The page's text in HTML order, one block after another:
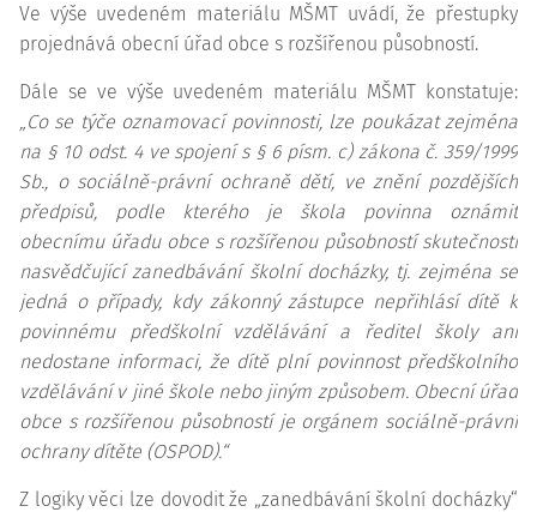
Ve výše uvedeném materiálu MŠMT uvádí, že přestupky
projednává obecní úřad obce s rozšířenou působností.
Dále se ve výše uvedeném materiálu MŠMT konstatuje:
„Co se týče oznamovací povinnosti, lze poukázat zejména
na § 10 odst. 4 ve spojení s § 6 písm. c) zákona č. 359/1999
Sb., o sociálně-právní ochraně dětí, ve znění pozdějších
předpisů, podle kterého je škola povinna oznámit
obecnímu úřadu obce s rozšířenou působností skutečnosti
nasvědčující zanedbávání školní docházky, tj. zejména se
jedná o případy, kdy zákonný zástupce nepřihlásí dítě k
povinnému předškolní vzdělávání a ředitel školy ani
nedostane informaci, že dítě plní povinnost předškolního
vzdělávání v jiné škole nebo jiným způsobem. Obecní úřad
obce s rozšířenou působností je orgánem sociálně-právní
ochrany dítěte (OSPOD).“
Z logiky věci lze dovodit že „zanedbávání školní docházky“